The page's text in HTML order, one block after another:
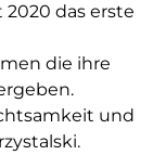
das erste
die ihre
und